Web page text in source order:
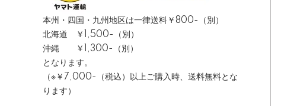
本州・四国・九州地区は一律送料￥800-（別）
北海道 ￥1,500-（別）
沖縄 ￥1,300-（別）
となります。
（※￥7,000-（税込）以上ご購入時、送料無料とな
ります）